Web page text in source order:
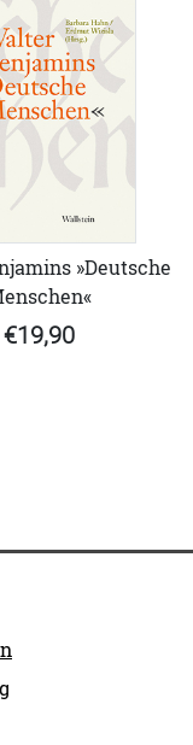
»Deutsche
€19,90